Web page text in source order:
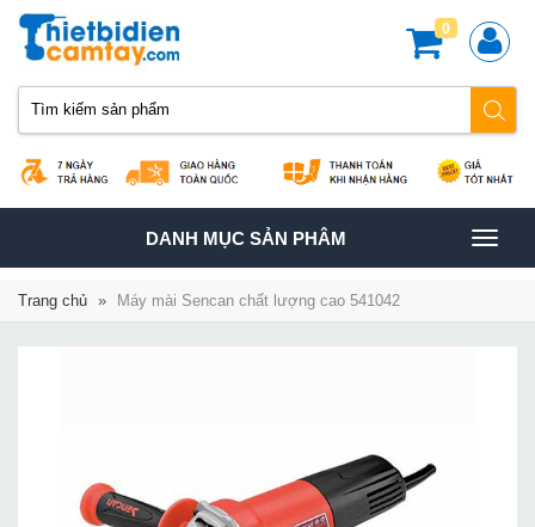
0
TOGGLE
NAVIGATION
DANH MỤC SẢN PHÂM
Trang chủ » Máy mài Sencan chất lượng cao 541042